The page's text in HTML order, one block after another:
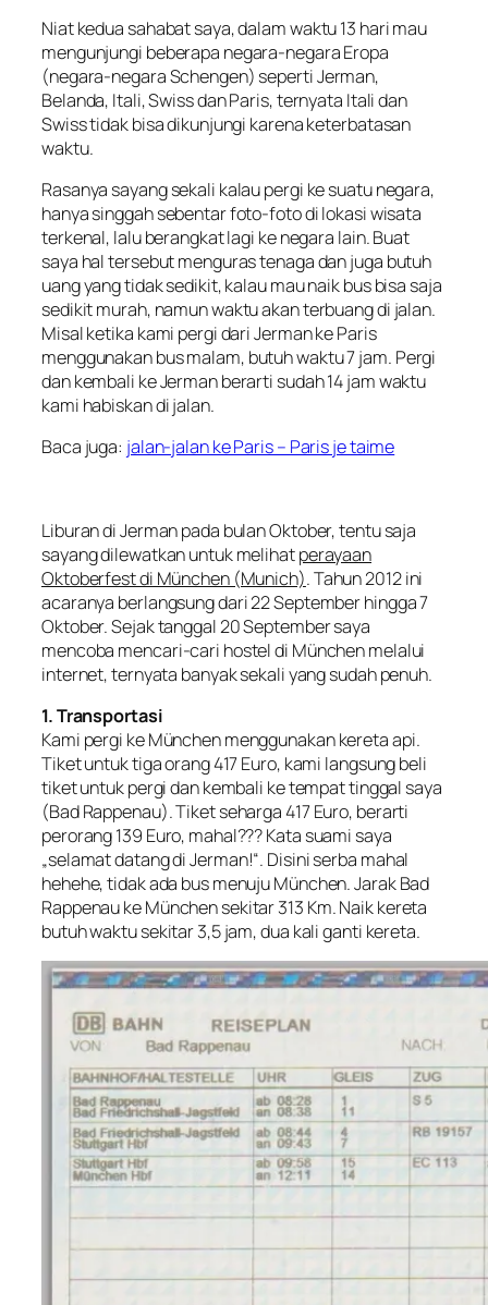
Niat kedua sahabat saya, dalam waktu 13 hari mau
mengunjungi beberapa negara-negara Eropa
(negara-negara Schengen) sepertiJerman,
Belanda, Itali, Swiss dan Paris, ternyata Itali dan
Swiss tidak bisa dikunjungi karena keterbatasan
waktu.
Rasanya sayang sekali kalau pergi ke suatu negara,
hanya singgah sebentar foto-foto di lokasi wisata
terkenal, lalu berangkat lagi ke negara lain. Buat
saya hal tersebut menguras tenaga dan juga butuh
uang yang tidak sedikit, kalau mau naik bus bisa saja
sedikit murah, namun waktu akan terbuang di jalan.
Misal ketika kami pergi dari Jerman ke Paris
menggunakan bus malam, butuh waktu 7 jam. Pergi
dan kembali ke Jerman berarti sudah 14 jam waktu
kami habiskan di jalan.
Baca juga: jalan-jalan ke Paris – Paris je taime
Liburan di Jerman pada bulan Oktober, tentu saja
sayang dilewatkan untuk melihatperayaan
Oktoberfest di München (Munich). Tahun 2012 ini
acaranya berlangsung dari 22 September hingga 7
Oktober. Sejak tanggal 20 September saya
mencoba mencari-cari hostel di München melalui
internet, ternyata banyak sekali yang sudah penuh.
1. Transportasi
Kami pergi ke München menggunakan kereta api.
Tiket untuk tiga orang 417 Euro, kami langsung beli
tiket untuk pergi dan kembali ke tempat tinggal saya
(Bad Rappenau). Tiket seharga 417 Euro, berarti
perorang 139 Euro, mahal??? Kata suami saya
„selamat datang di Jerman!“. Disini serba mahal
hehehe, tidak ada bus menuju München. Jarak Bad
Rappenau ke München sekitar 313 Km. Naik kereta
butuh waktu sekitar 3,5 jam, dua kali ganti kereta.